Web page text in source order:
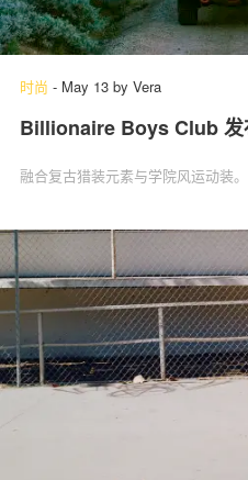
时尚 - May 13 by Vera
Billionaire Boys Club 发
融合复古猎装元素与学院风运动装。